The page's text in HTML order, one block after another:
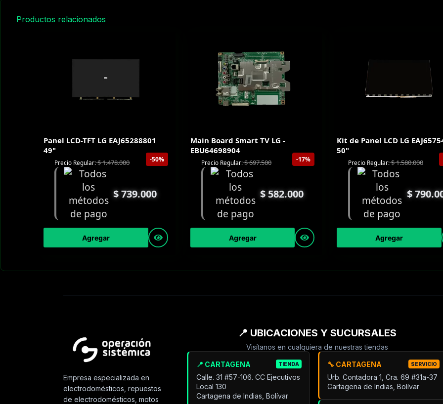
Productos relacionados
Panel LCD-TFT LG EAJ65288801
49"
-50%
Precio Regular:$1.478.000
$739.000
Agregar
Main Board Smart TV LG -
EBU64698904
-17%
Precio Regular:$697.500
$582.000
Agregar
Kit de Panel LCD LG
50"
Precio Regular:$1.580.000
$
Agregar
Empresa especializada en
electrodomésticos, repuestos
de electrodomésticos, motos
📍 UBICACIONES Y SUCURSALES
Visítanos en cualquiera de nuestras tiendas
📍 CARTAGENA TIENDA
Calle. 31 #57-106. CC Ejecutivos
Local 130
Cartagena de Indias, Bolívar
🔧 CARTAGENA SERVICIO
Urb. Contadora 1, Cra. 69 #31a-37
Cartagena de Indias, Bolívar